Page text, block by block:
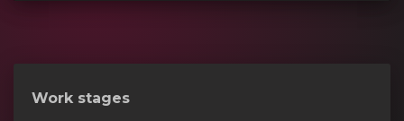
Work stages